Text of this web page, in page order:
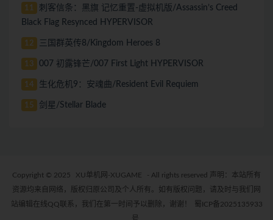
11
刺客信条：黑旗 记忆重置-虚拟机版/Assassin’s Creed
Black Flag Resynced HYPERVISOR
12 三国群英传8/Kingdom Heroes 8
13 007 初露锋芒/007 First Light HYPERVISOR
14 生化危机9：安魂曲/Resident Evil Requiem
15 剑星/Stellar Blade
Copyright © 2025 XU单机网-XUGAME
- All rights reserved 声明：本站所有
资源均来自网络，版权归原公司及个人所有。如有版权问题，请及时与我们网
站编辑在线QQ联系，我们在第一时间予以删除，谢谢！
蜀ICP备2025135933